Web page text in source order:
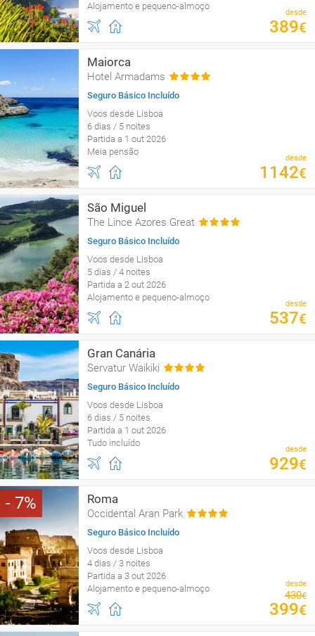
Alojamento e pequeno-almoço
desde
389€
Maiorca
Hotel Armadams
Seguro Básico Incluído
Voos desde Lisboa
6 dias / 5 noites
Partida a 1 out 2026
Meia pensão
desde
1142€
São Miguel
The Lince Azores Great
Seguro Básico Incluído
Voos desde Lisboa
5 dias / 4 noites
Partida a 2 out 2026
Alojamento e pequeno-almoço
desde
537€
Gran Canária
Servatur Waikiki
Seguro Básico Incluído
Voos desde Lisboa
6 dias / 5 noites
Partida a 1 out 2026
Tudo incluído
desde
929€
7 Roma
Occidental Aran Park
Seguro Básico Incluído
Voos desde Lisboa
4 dias / 3 noites
Partida a 3 out 2026
Alojamento e pequeno-almoço
desde
430€
399€